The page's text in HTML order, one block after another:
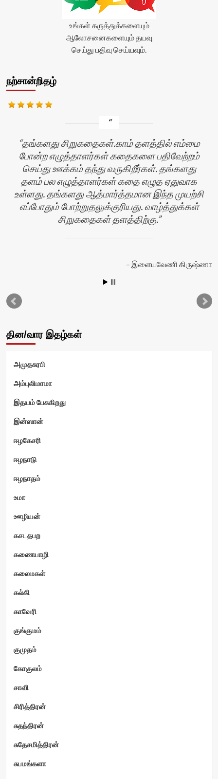
உங்கள் கருத்துக்களையும்
ஆலோசனைகளையும் தயவு
செய்து பதிவு செய்யவும்.
நற்சான்றிதழ்
தங்களது சிறுகதைகள்.காம் தளத்தில் எம்மை
போன்ற எழுத்தாளர்கள் கதைகளை பதிவேற்றம்
செய்து ஊக்கம் தந்து வருகிறீர்கள். தங்களது
தளம் பல எழுத்தாளர்கள் கதை எழுத ஏதுவாக
உள்ளது. தங்களது ஆத்மார்த்தமான இந்த முயற்சி
எப்போதும் போற்றுதலுக்குரியது. வாழ்த்துக்கள்
சிறுகதைகள் தளத்திற்கு.
இளையவேணி கிருஷ்ணா
தின/வார இதழ்கள்
அமுதசுரபி
அம்புலிமாமா
இதயம் பேசுகிறது
இன்ஸான்
ஈழகேசரி
ஈழநாடு
ஈழநாதம்
உமா
ஊழியன்
கசடதபற
கணையாழி
கலைமகள்
கல்கி
காவேரி
குங்குமம்
குமுதம்
கோகுலம்
சாவி
சிரித்திரன்
சுதந்திரன்
சுதேசமித்திரன்
சுபமங்களா